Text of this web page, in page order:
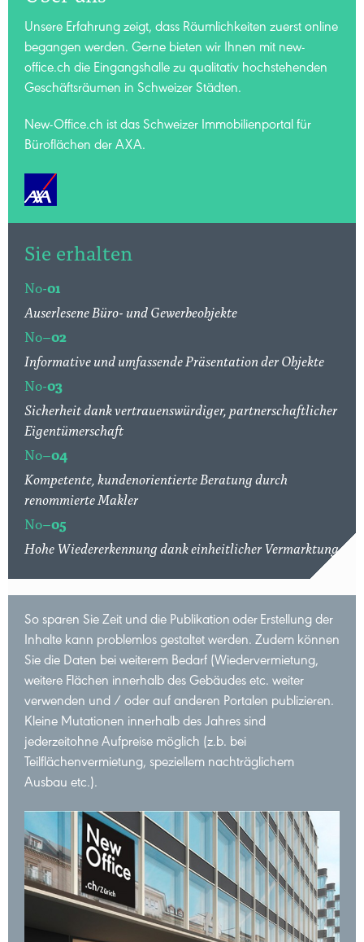
Unsere Erfahrung zeigt, dass Räumlichkeiten zuerst online
begangen werden. Gerne bieten wir Ihnen mit new-
office.ch die Eingangshalle zu qualitativ hochstehenden
Geschäftsräumen in Schweizer Städten.
New-Office.ch ist das Schweizer Immobilienportal für
Büroflächen der AXA.
Sie erhalten
No-01
Auserlesene Büro- und Gewerbeobjekte
No–02
Informative und umfassende Präsentation der Objekte
No-03
Sicherheit dank vertrauenswürdiger, partnerschaftlicher
Eigentümerschaft
No–04
Kompetente, kundenorientierte Beratung durch
renommierte Makler
No–05
Hohe Wiedererkennung dank einheitlicher Vermarktung
So sparen Sie Zeit und die Publikation oder Erstellung der
Inhalte kann problemlos gestaltet werden. Zudem können
Sie die Daten bei weiterem Bedarf (Wiedervermietung,
weitere Flächen innerhalb des Gebäudes etc. weiter
verwenden und / oder auf anderen Portalen publizieren.
Kleine Mutationen innerhalb des Jahres sind
jederzeitohne Aufpreise möglich (z.b. bei
Teilflächenvermietung, speziellem nachträglichem
Ausbau etc.).